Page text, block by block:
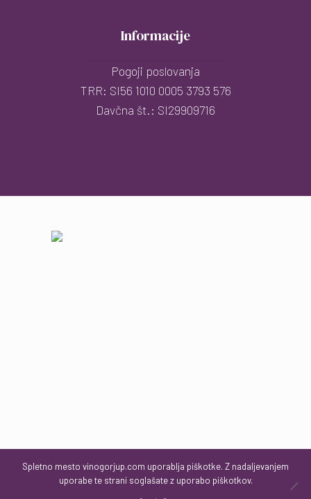
Informacije
Pogoji poslovanja
TRR: SI56 1010 0005 3793 576
Davčna št.: SI29909716
Spletno mesto vinogorjup.com uporablja piškotke. Z nadaljevanjem
uporabe te strani soglašate z uporabo piškotkov.